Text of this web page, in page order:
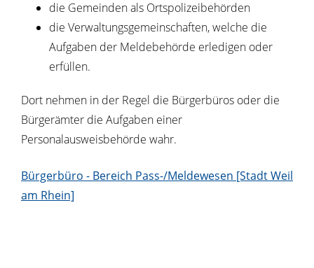
die Gemeinden als Ortspolizeibehörden
die Verwaltungsgemeinschaften,welche die
Aufgaben der Meldebehörde erledigen oder
erfüllen.
Dort nehmen in der Regel die Bürgerbüros oder die
Bürgerämter die Aufgaben einer
Personalausweisbehörde wahr.
Bürgerbüro - Bereich Pass-/Meldewesen [Stadt Weil
am Rhein]